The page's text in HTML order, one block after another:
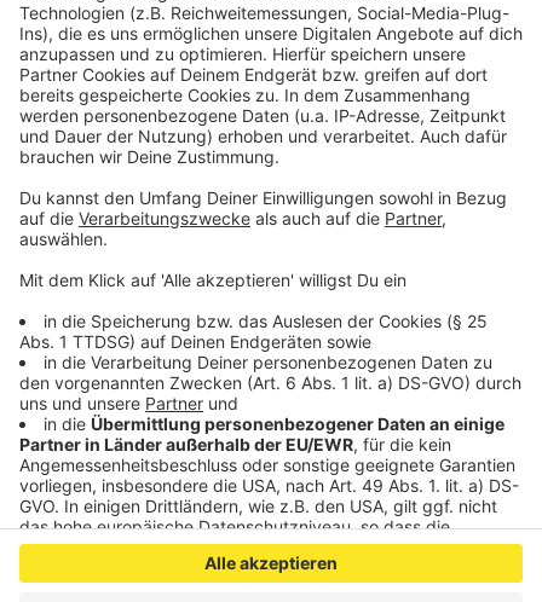
Jahrzehnten unterhalten. Wir erfahren auch, wie es ihm
dabei ergangen ist und wobei er selbst mal ins
Schleudern gekommen ist. Viel Spaß beim Zuhören und
bitte nicht erschrecken, wenn dabei das Telefon
klingelt. Es muss ja nicht unbedingt Elvis Eifel dran
sein.
Anzeige
Anzeige